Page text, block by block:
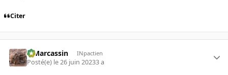
Citer
ElMarcassin INpactien
Posté(e) le 26 juin 20233 a